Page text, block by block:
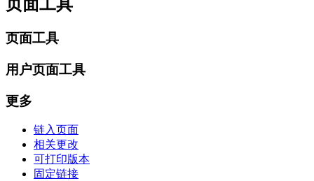
页面工具
页面工具
用户页面工具
更多
链入页面
相关更改
可打印版本
固定链接